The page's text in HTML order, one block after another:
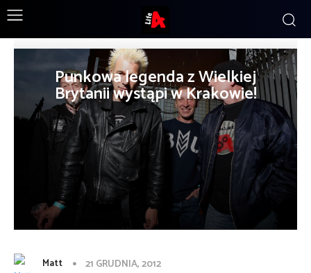
Punkowa legenda z Wielkiej
Brytanii wystąpi w Krakowie!
Matt 21 GRUDNIA, 2012